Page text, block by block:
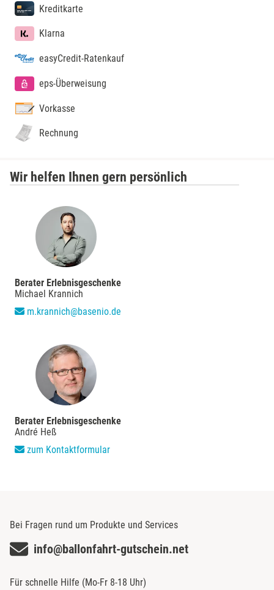
Kreditkarte
Klarna
easyCredit-Ratenkauf
eps-Überweisung
Vorkasse
Rechnung
Wir helfen Ihnen gern persönlich
Berater Erlebnisgeschenke
Michael Krannich
m.krannich@basenio.de
Berater Erlebnisgeschenke
André Heß
zum Kontaktformular
Bei Fragen rund um Produkte und Services
info@ballonfahrt-gutschein.net
Für schnelle Hilfe (Mo-Fr 8-18 Uhr)